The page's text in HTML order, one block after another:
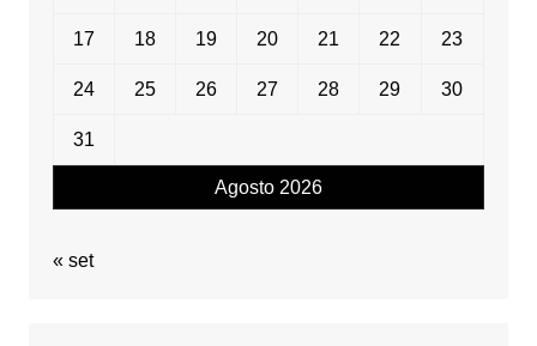
Agosto 2026
17 18 19 20 21 22 23
24 25 26 27 28 29 30
31
« set